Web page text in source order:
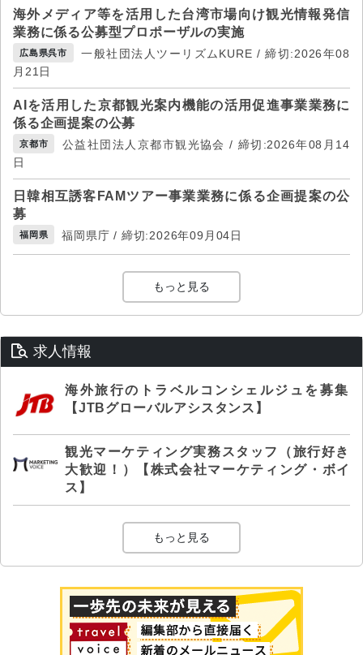
海外メディア等を活用した台湾市場向け観光情報発信
業務に係る公募型プロポーザルの実施
広島県呉市
一般社団法人ツーリズムKURE / 締切:2026年08
月21日
AIを活用した京都観光案内機能の活用促進事業業務に
係る企画提案の公募
京都市
公益社団法人京都市観光協会 / 締切:2026年08月14
日
日韓相互誘客FAMツアー事業業務に係る企画提案の公
募
福岡県 福岡県庁 / 締切:2026年09月04日
もっと見る
求人情報
海外旅行のトラベルコンシェルジュを募集
【JTBグローバルアシスタンス】
観光マーケティング実務スタッフ（旅行好き
大歓迎！）【株式会社マーケティング・ボイ
ス】
もっと見る